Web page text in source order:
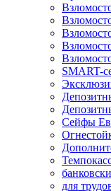
SMART-
Сейфы
для